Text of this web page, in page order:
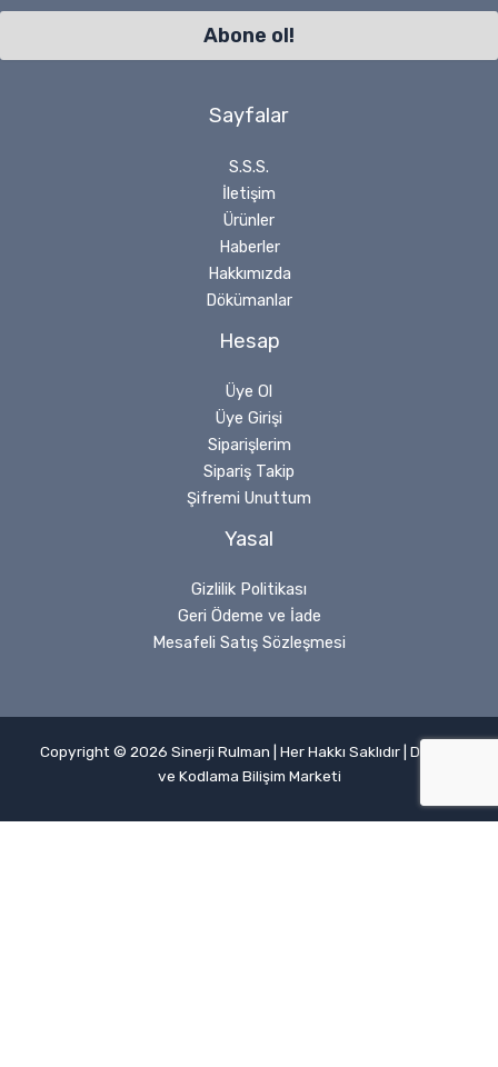
Sayfalar
S.S.S.
İletişim
Ürünler
Haberler
Hakkımızda
Dökümanlar
Hesap
Üye Ol
Üye Girişi
Siparişlerim
Sipariş Takip
Şifremi Unuttum
Yasal
Gizlilik Politikası
Geri Ödeme ve İade
Mesafeli Satış Sözleşmesi
Copyright © 2026 Sinerji Rulman | Her Hakkı Saklıdır | Dizayn
ve Kodlama Bilişim Marketi